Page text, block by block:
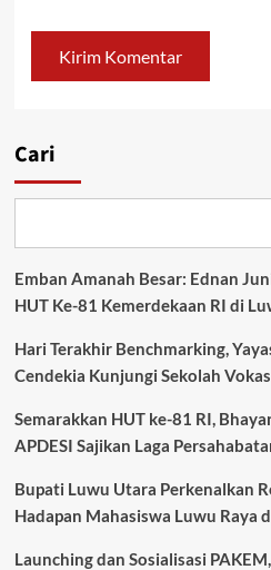
Cari
Emban Amanah Besar: Ednan
HUT Ke-81 Kemerdekaan RI di
Hari Terakhir Benchmarking,
Cendekia Kunjungi Sekolah
Semarakkan HUT ke-81 RI,
APDESI Sajikan Laga
Bupati Luwu Utara Perkenalkan
Hadapan Mahasiswa Luwu Raya
Launching dan Sosialisasi